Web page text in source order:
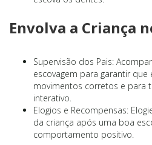
Envolva a Criança
Supervisão dos Pais:
escovagem para garantir
movimentos corretos e para
interativo.
Elogios e Recompensas:
da criança após uma boa
comportamento positivo.